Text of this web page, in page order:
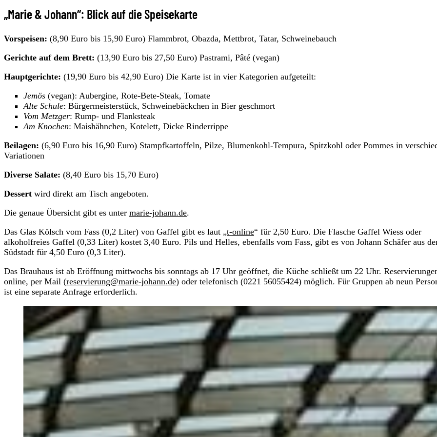
„Marie & Johann“: Blick auf die Speisekarte
Vorspeisen: (8,90 Euro bis 15,90 Euro) Flammbrot, Obazda, Mettbrot, Tatar, Schweinebauch
Gerichte auf dem Brett: (13,90 Euro bis 27,50 Euro) Pastrami, Pâté (vegan)
Hauptgerichte: (19,90 Euro bis 42,90 Euro) Die Karte ist in vier Kategorien aufgeteilt:
Jemös (vegan): Aubergine, Rote-Bete-Steak, Tomate
Alte Schule: Bürgermeisterstück, Schweinebäckchen in Bier geschmort
Vom Metzger: Rump- und Flanksteak
Am Knochen: Maishähnchen, Kotelett, Dicke Rinderrippe
Beilagen: (6,90 Euro bis 16,90 Euro) Stampfkartoffeln, Pilze, Blumenkohl-Tempura, Spitzkohl oder Pommes in
Variationen
Diverse Salate: (8,40 Euro bis 15,70 Euro)
Dessert wird direkt am Tisch angeboten.
Die genaue Übersicht gibt es unter marie-johann.de.
Das Glas Kölsch vom Fass (0,2 Liter) von Gaffel gibt es laut „t-online“ für 2,50 Euro. Die Flasche Gaffel Wiess oder
alkoholfreies Gaffel (0,33 Liter) kostet 3,40 Euro. Pils und Helles, ebenfalls vom Fass, gibt es von Johann Schäfer aus
Südstadt für 4,50 Euro (0,3 Liter).
Das Brauhaus ist ab Eröffnung mittwochs bis sonntags ab 17 Uhr geöffnet, die Küche schließt um 22 Uhr.
online, per Mail (reservierung@marie-johann.de) oder telefonisch (0221 56055424) möglich. Für Gruppen ab neun
ist eine separate Anfrage erforderlich.